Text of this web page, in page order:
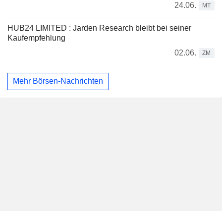
24.06.
MT
HUB24 LIMITED : Jarden Research bleibt bei seiner
Kaufempfehlung
02.06.
ZM
Mehr Börsen-Nachrichten